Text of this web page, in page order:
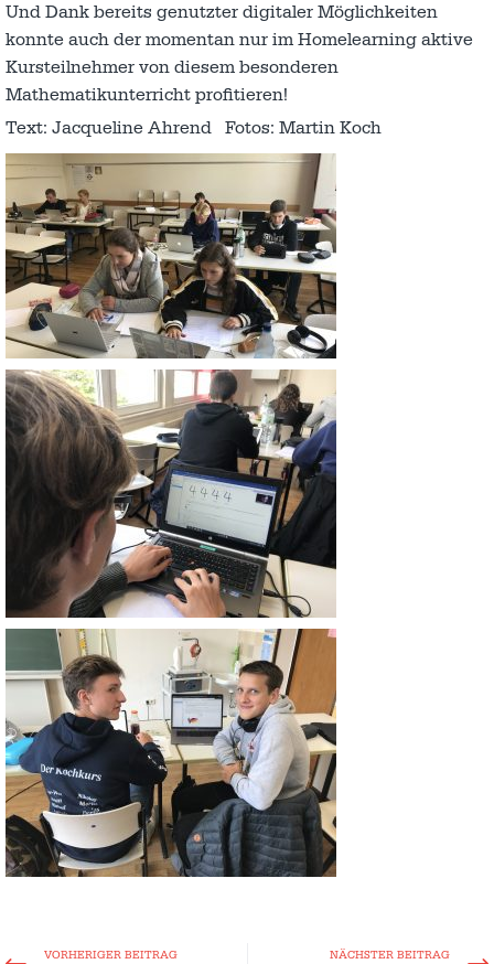
Und Dank bereits genutzter digitaler Möglichkeiten
konnte auch der momentan nur im Homelearning aktive
Kursteilnehmer von diesem besonderen
Mathematikunterricht profitieren!
Text: Jacqueline Ahrend Fotos: Martin Koch
VORHERIGER BEITRAG NÄCHSTER BEITRAG